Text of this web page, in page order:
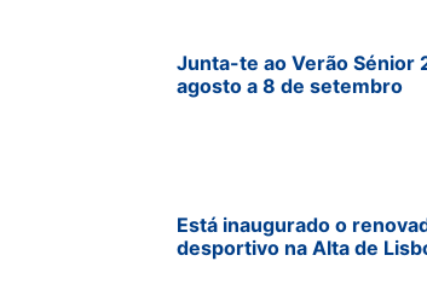
Junta-te ao Verão Sénior
agosto a 8 de setembro
Está inaugurado o
desportivo na Alta de